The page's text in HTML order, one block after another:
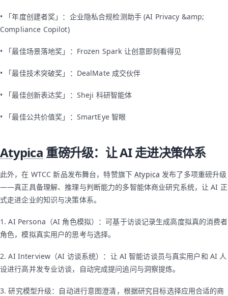
• 「年度创建者奖」：企业隐私合规检测助手 (AI Privacy &amp;
Compliance Copilot)
• 「最佳场景落地奖」：Frozen Spark 让创意即刻看得见
• 「最佳技术突破奖」：DealMate 成交伙伴
• 「最佳创新表达奖」：Sheji 科研智能体
• 「最佳公共价值奖」：SmartEye 智眼
Atypica 重磅升级：让 AI 走进决策体系
此外，在 WTCC 新品发布舞台，特赞旗下Atypica 发布了多项重磅升级
——真正具备理解、推理与判断能力的多智能体商业研究系统，让 AI 正
式走进企业的知识与决策体系。
1. AI Persona（AI 角色模拟）：可基于访谈记录生成高度拟真的消费者
角色，模拟真实用户的思考与选择。
2. AI Interview（AI 访谈系统）：让 AI 智能访谈员与真实用户和 AI 人
设进行高并发专业访谈，自动完成提问追问与洞察提炼。
3. 研究模型升级：自动进行意图澄清，根据研究目标选择应用合适的商